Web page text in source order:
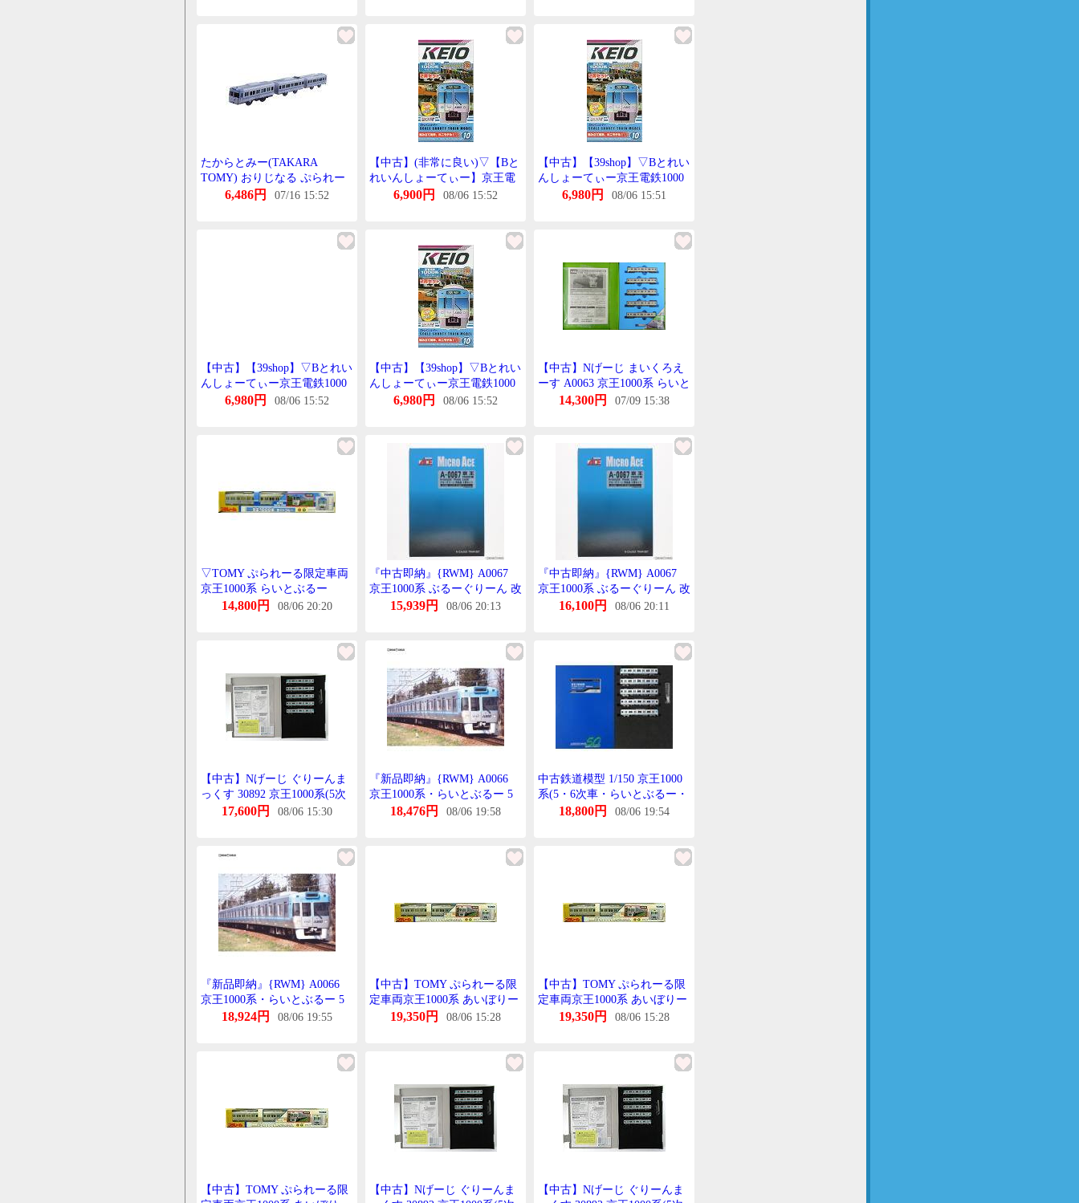
たからとみー(TAKARA
TOMY) おりじなる ぷられー
る 京王 1000系 らいとぶるー
6,486円 07/16 15:52
【中古】(非常に良い)▽【Bと
れいんしょーてぃー】京王電
鉄1000系°(らいとぶるー)2両
6,900円 08/06 15:52
【中古】【39shop】▽Bとれい
んしょーてぃー京王電鉄1000
系°らいとぶるー2両せっと10
6,980円 08/06 15:51
【中古】【39shop】▽Bとれい
んしょーてぃー京王電鉄1000
系°おれんじべーじゅ2両せっ
6,980円 08/06 15:52
【中古】【39shop】▽Bとれい
んしょーてぃー京王電鉄1000
系°らいとぶるー2両せっと10
6,980円 08/06 15:52
【中古】Nげーじ まいくろえ
ーす A0063 京王1000系 らいと
ぐりーん 5両せっと 【A´】 外
14,300円 07/09 15:38
▽TOMY ぷられーる限定車両
京王1000系 らいとぶるー
14,800円 08/06 20:20
『中古即納』{RWM} A0067
京王1000系 ぶるーぐりーん 改
良品 5両せっと(動力付き) Nげ
15,939円 08/06 20:13
『中古即納』{RWM} A0067
京王1000系 ぶるーぐりーん 改
良品 5両せっと(動力付き) Nげ
16,100円 08/06 20:11
【中古】Nげーじ ぐりーんま
っくす 30892 京王1000系(5次
車ぶるーぐりーん) 5輛編成せ
封済み
17,600円 08/06 15:30
『新品即納』{RWM} A0066
京王1000系・らいとぶるー 5
両せっと Nげーじ 鉄道模型
18,476円 08/06 19:58
中古鉄道模型 1/150 京王1000
系(5・6次車・らいとぶるー・
車番選択式)5両編成せっと(動
18,800円 08/06 19:54
『新品即納』{RWM} A0066
京王1000系・らいとぶるー 5
両せっと Nげーじ 鉄道模型
18,924円 08/06 19:55
【中古】TOMY ぷられーる限
定車両京王1000系 あいぼりー
ほわいと
19,350円 08/06 15:28
【中古】TOMY ぷられーる限
定車両京王1000系 あいぼりー
ほわいと
19,350円 08/06 15:28
【中古】TOMY ぷられーる限
【中古】Nげーじ ぐりーんま
【中古】Nげーじ ぐりーんま